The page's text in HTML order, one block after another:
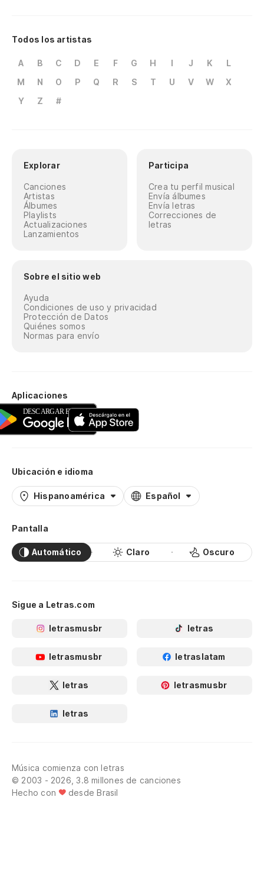
Todos los artistas
A B C D E F G H I J K
L
M
N O P Q R S T U V W
X
Y
Z #
Explorar
Canciones
Artistas
Álbumes
Playlists
Actualizaciones
Lanzamientos
Participa
Crea tu perfil musical
Envía álbumes
Envía letras
Correcciones de
letras
Sobre el sitio web
Ayuda
Condiciones de uso y privacidad
Protección de Datos
Quiénes somos
Normas para envío
Aplicaciones
Ubicación e idioma
Hispanoamérica Español
Pantalla
Automático Claro Oscuro
Sigue a Letras.com
letrasmusbr letras
letrasmusbr letraslatam
letras letrasmusbr
letras
Música comienza con letras
© 2003 - 2026, 3.8 millones de canciones
Hecho con
desde Brasil